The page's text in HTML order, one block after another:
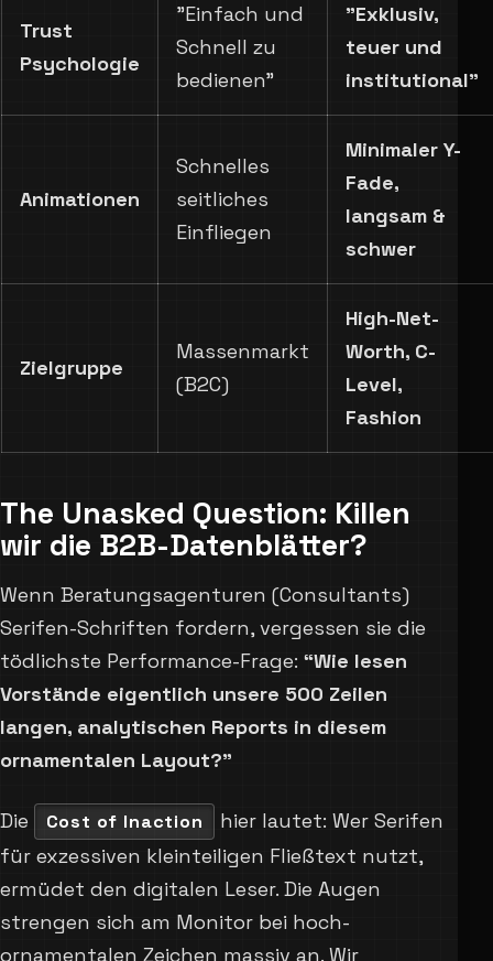
Trust
Psychologie
”Einfach und
Schnell zu
bedienen"
"Exklusiv,
teuer und
institutional”
Animationen
Schnelles
seitliches
Einfliegen
Minimaler Y-
Fade,
langsam &
schwer
Zielgruppe
Massenmarkt
(B2C)
High-Net-
Worth, C-
Level,
Fashion
The Unasked Question: Killen
wir die B2B-Datenblätter?
Wenn Beratungsagenturen (Consultants)
Serifen-Schriften fordern, vergessen sie die
tödlichste Performance-Frage: “Wie lesen
Vorstände eigentlich unsere 500 Zeilen
langen, analytischen Reports in diesem
ornamentalen Layout?”
Die Cost of Inaction
hier lautet: Wer Serifen
für exzessiven kleinteiligen Fließtext nutzt,
ermüdet den digitalen Leser. Die Augen
strengen sich am Monitor bei hoch-
ornamentalen Zeichen massiv an. Wir